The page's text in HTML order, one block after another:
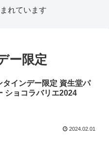
れています
ー限定
タインデー限定 資生堂パ
ショコラバリエ2024
2024.02.01